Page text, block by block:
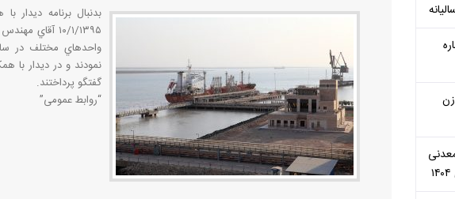
معدنی
بدنبال برنامه دیدار
۱۰/۱/۱۳۹۵
واحدهاي مختلف در
نمودند و در ديدار با
گفتگو پرداختند.
“روابط عمومی”